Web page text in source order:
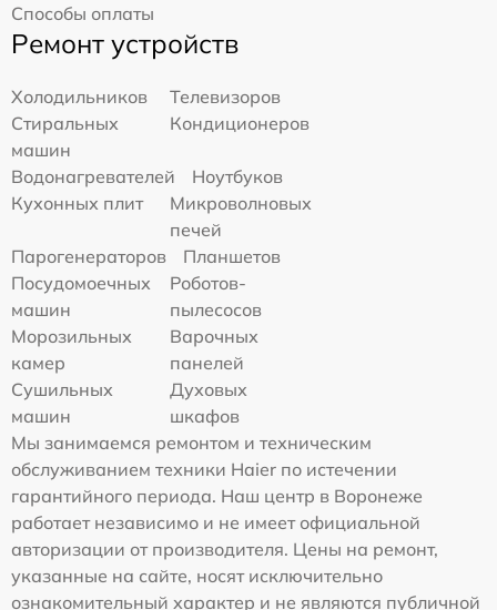
Способы оплаты
Ремонт устройств
Холодильников
Телевизоров
Стиральных
машин
Кондиционеров
Водонагревателей
Ноутбуков
Кухонных плит
Микроволновых
печей
Парогенераторов
Планшетов
Посудомоечных
машин
Роботов-
пылесосов
Морозильных
камер
Варочных
панелей
Сушильных
машин
Духовых
шкафов
Мы занимаемся ремонтом и техническим
обслуживанием техники Haier по истечении
гарантийного периода. Наш центр в Воронеже
работает независимо и не имеет официальной
авторизации от производителя. Цены на ремонт,
указанные на сайте, носят исключительно
ознакомительный характер и не являются публичной